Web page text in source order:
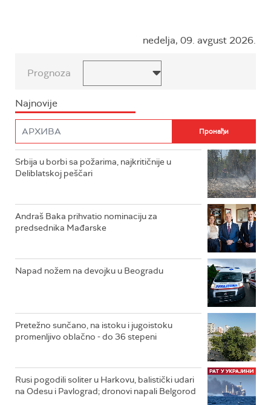
nedelja, 09. avgust 2026.
Prognoza
Najnovije
Srbija u borbi sa požarima, najkritičnije u
Deliblatskoj peščari
Andraš Baka prihvatio nominaciju za
predsednika Mađarske
Napad nožem na devojku u Beogradu
Pretežno sunčano, na istoku i jugoistoku
promenljivo oblačno - do 36 stepeni
Rusi pogodili soliter u Harkovu, balistički udari
na Odesu i Pavlograd; dronovi napali Belgorod